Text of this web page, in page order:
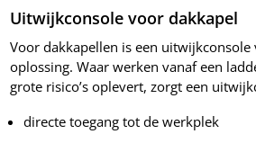
Uitwijkconsole voor dakkapel
Voor dakkapellen is een uitwijkconsole
oplossing. Waar werken vanaf een
grote risico’s oplevert, zorgt een
directe toegang tot de werkplek